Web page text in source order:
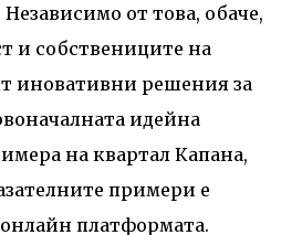
от това, обаче,
и собствениците на
иновативни решения за
идейна
на квартал Капана,
примери е
платформата.